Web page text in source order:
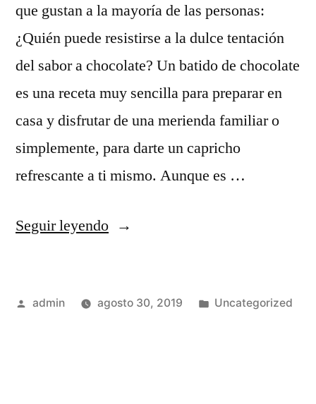
que gustan a la mayoría de las personas:
¿Quién puede resistirse a la dulce tentación
del sabor a chocolate? Un batido de chocolate
es una receta muy sencilla para preparar en
casa y disfrutar de una merienda familiar o
simplemente, para darte un capricho
refrescante a ti mismo. Aunque es …
Seguir leyendo«¿CÓMO
BUEN
Publicado
admin agosto 30, 2019
Publicado
Uncategorized